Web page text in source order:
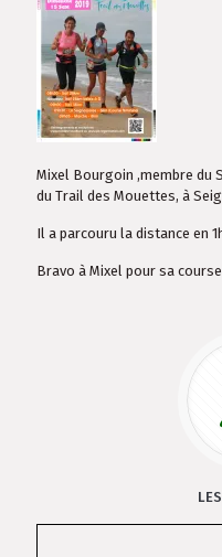
Mixel Bourgoin ,membre du
du Trail des Mouettes, à
Il a parcouru la distance en
Bravo à Mixel pour sa